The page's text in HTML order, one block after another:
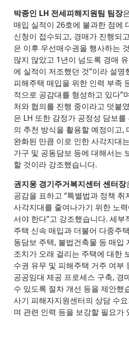
박종인 LH 전세피해지원팀 팀장
매입 실적이 26호에 불과한 점에
신청이 접수되고, 경매가 진행되
은 이후 우선매수권을 행사하는
많지 않았고 1년이 넘도록 경매
에 실적이 저조했던 것”이라 설명
피해주택 매입을 위한 인력 부족
적으로 공감대를 형성하고 있다”
처와 협의를 진행 중이라고 덧붙
은 LH 또한 감정가 공정성 담보
의 추천 방식을 활용할 예정이고,
완화된 만큼 이로 인한 사각지대
가구 및 공동담보 등에 대해서는
할 것이라 강조했습니다.
권지웅 경기주거복지센터 센터장
공감을 표하고 “특별법과 정책
사각지대를 줄여나가기 위한 노
서야 한다”고 강조했습니다. 세부
주택 신속 매입과 더불어 다중주
동담보 주택, 불법건축물 등 매입
조치가 오래 걸리는 주택에 대한
수권 유무 및 피해주택 거주 여부
공공임대 제공 프로세스 구축, 경
수 있도록 절차 개선 등을 제안했
사기 피해자지원센터의 상담 수
며 관련 인력 등을 보강할 필요가